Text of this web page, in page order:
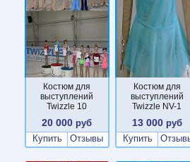
Костюм для
выступлений
Twizzle 10
20 000 руб
Купить
Отзывы
Костюм для
выступлений
Twizzle NV-1
13 000 руб
Купить